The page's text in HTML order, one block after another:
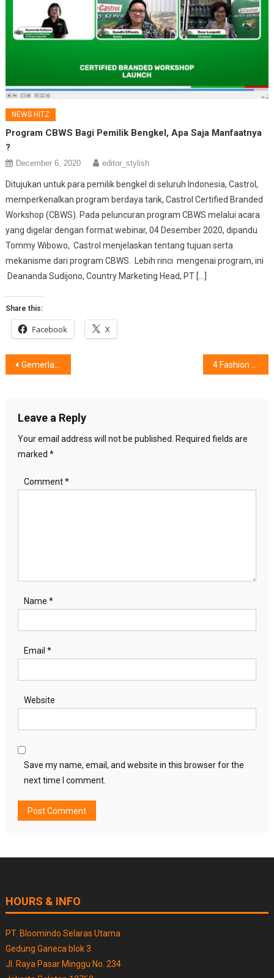
NEWS HITZ
Program CBWS Bagi Pemilik Bengkel, Apa Saja Manfaatnya
?
December 6, 2020 editor_stylish
Ditujukan untuk para pemilik bengkel di seluruh Indonesia, Castrol,
memperkenalkan program berdaya tarik, Castrol Certified Branded
Workshop (CBWS). Pada peluncuran program CBWS melalui acara
yang digelar dengan format webinar, 04 Desember 2020, dipandu
Tommy Wibowo, Castrol menjelaskan tentang tujuan serta
mekanisme dari program CBWS. Lebih rinci mengenai program, ini
Deananda Sudijono, Country Marketing Head, PT […]
Share this:
Facebook X
Post
Gemerlap BayWalk Mall Pluit Ke-5
Leave a Reply
Your email address will not be published. Required fields are
marked *
Comment*
Name *
Email *
Website
Save my name, email, and website in this browser for the
next time I comment.
HOURS & INFO
PT. Bloomindo Selaras Utama
Gedung Ganeca blok 3
Jl. Raya Pasar Minggu No. 234